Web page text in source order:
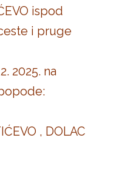
ispod
i pruge
2025. na
, DOLAC